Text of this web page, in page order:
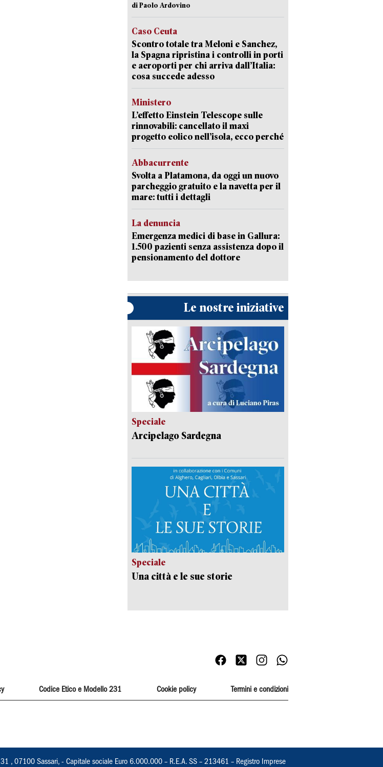
di Paolo Ardovino
Caso Ceuta
Scontro totale tra Meloni e Sanchez,
la Spagna ripristina i controlli in porti
e aeroporti per chi arriva dall’Italia:
cosa succede adesso
Ministero
L’effetto Einstein Telescope sulle
rinnovabili: cancellato il maxi
progetto eolico nell’isola, ecco perché
Abbacurrente
Svolta a Platamona, da oggi un nuovo
parcheggio gratuito e la navetta per il
mare: tutti i dettagli
La denuncia
Emergenza medici di base in Gallura:
1.500 pazienti senza assistenza dopo il
pensionamento del dottore
Le nostre iniziative
Speciale
Arcipelago Sardegna
Speciale
Una città e le sue storie
Codice Etico e Modello 231 Cookie policy Termini e condizioni
, 07100 Sassari, - Capitale sociale Euro 6.000.000 – R.E.A. SS – 213461 – Registro Imprese